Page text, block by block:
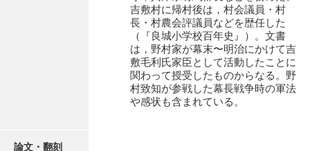
石井丈若撮影写真
石川卓美文庫
石田家文書（徳山市）
吉敷村に帰村後は，村会議員・村
長・村農会評議員などを歴任した
（『良城小学校百年史』）。文書
は，野村家が幕末〜明治にかけて吉
敷毛利氏家臣として活動したことに
関わって授受したものからなる。野
村致知が参戦した幕長戦争時の軍法
や感状も含まれている。
論文・翻刻